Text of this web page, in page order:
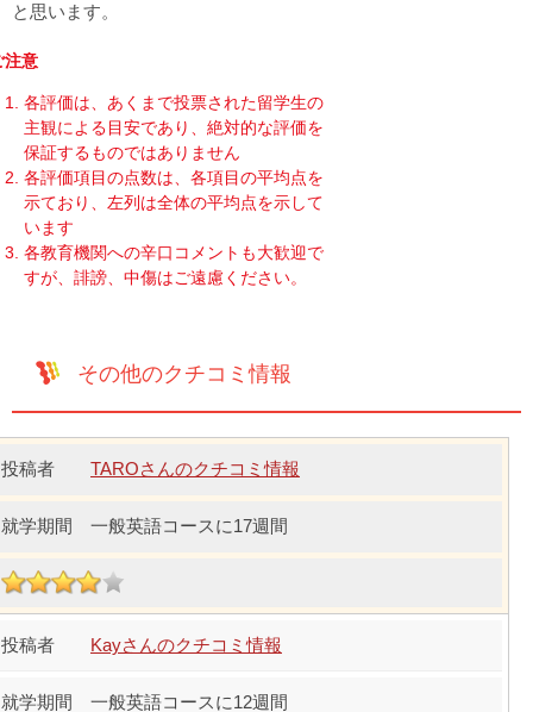
と思います。
注意
各評価は、あくまで投票された留学生の
主観による目安であり、絶対的な評価を
保証するものではありません
各評価項目の点数は、各項目の平均点を
示ており、左列は全体の平均点を示して
います
各教育機関への辛口コメントも大歓迎で
すが、誹謗、中傷はご遠慮ください。
その他のクチコミ情報
TAROさんのクチコミ情報
一般英語コースに17週間
Kayさんのクチコミ情報
一般英語コースに12週間